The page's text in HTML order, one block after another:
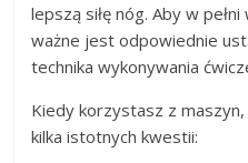
lepszą siłę nóg. Aby w
ważne jest odpowiednie
technika wykonywania
Kiedy korzystasz z
kilka istotnych kwestii: